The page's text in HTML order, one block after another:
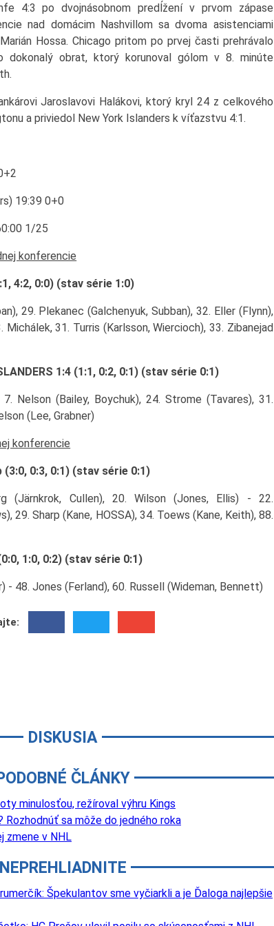
4:3 po dvojnásobnom predĺžení v prvom zápase
nad domácim Nashvillom sa dvoma asistenciami
Hossa. Chicago pritom po prvej časti prehrávalo
dokonalý obrat, ktorý korunoval gólom v 8. minúte
Jaroslavovi Halákovi, ktorý kryl 24 z celkového
a priviedol New York Islanders k víťazstvu 4:1.
19:39 0+0
1/25
konferencie
4:2, 0:0) (stav série 1:0)
29. Plekanec (Galchenyuk, Subban), 32. Eller (Flynn),
31. Turris (Karlsson, Wiercioch), 33. Zibanejad
1:4 (1:1, 0:2, 0:1) (stav série 0:1)
Nelson (Bailey, Boychuk), 24. Strome (Tavares), 31.
(Lee, Grabner)
konferencie
(3:0, 0:3, 0:1) (stav série 0:1)
(Järnkrok, Cullen), 20. Wilson (Jones, Ellis) - 22.
29. Sharp (Kane, HOSSA), 34. Toews (Kane, Keith), 88.
1:0, 0:2) (stav série 0:1)
- 48. Jones (Ferland), 60. Russell (Wideman, Bennett)
DISKUSIA
ČLÁNKY
minulosťou, režíroval výhru Kings
Rozhodnúť sa môže do jedného roka
zmene v NHL
NEPREHLIADNITE
Špekulantov sme vyčiarkli a je Ďaloga najlepšie